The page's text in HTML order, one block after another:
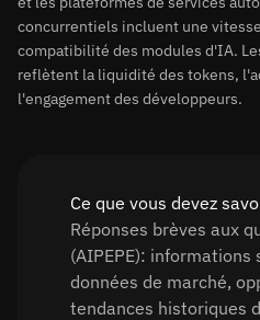
concurrentiels incluent une
compatibilité des modules d'IA.
reflètent la liquidité des tokens,
l'engagement des développeurs.
Ce que vous devez
Réponses brèves aux
(AIPEPE): informations
données de marché,
tendances historiques